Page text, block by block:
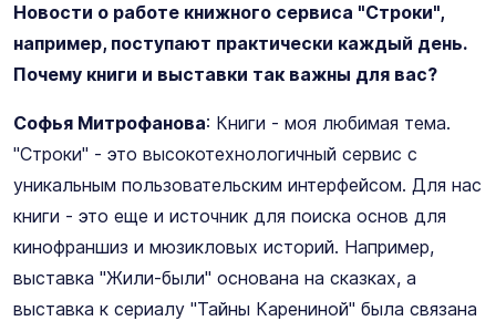
Новости о работе книжного сервиса "Строки",
например, поступают практически каждый день.
Почему книги и выставки так важны для вас?
Софья Митрофанова: Книги - моя любимая тема.
"Строки" - это высокотехнологичный сервис с
уникальным пользовательским интерфейсом. Для нас
книги - это еще и источник для поиска основ для
кинофраншиз и мюзикловых историй. Например,
выставка "Жили-были" основана на сказках, а
выставка к сериалу "Тайны Карениной" была связана